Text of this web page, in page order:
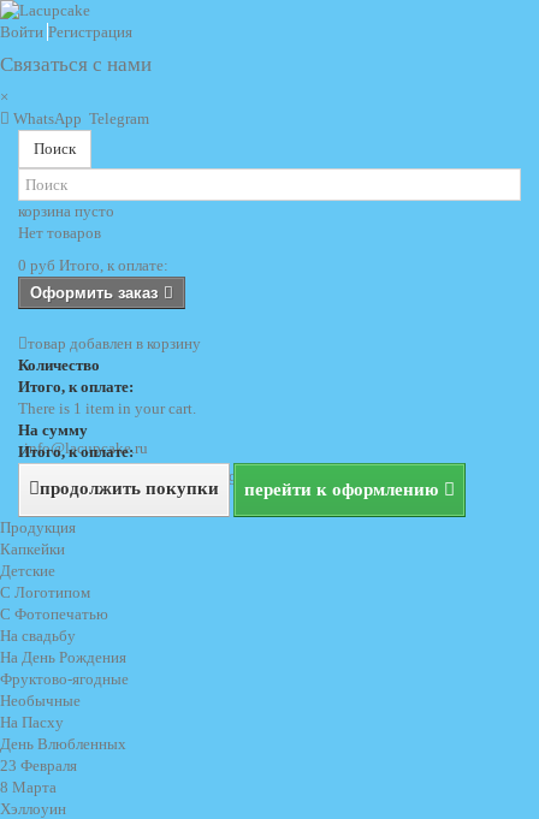
Войти Регистрация
info@lacupcake.ru
+7 (495) 729 69 62
+7 (903) 729 69 62
Связаться с нами
×
WhatsApp Telegram
Поиск
корзина пусто
Нет товаров
0 руб Итого, к оплате:
Оформить заказ
товар добавлен в корзину
Количество
Итого, к оплате:
There is 1 item in your cart.
На сумму
Итого, к оплате:
продолжить покупки перейти к оформлению
Продукция
Капкейки
Детские
С Логотипом
С Фотопечатью
На свадьбу
На День Рождения
Фруктово-ягодные
Необычные
На Пасху
День Влюбленных
23 Февраля
8 Марта
Хэллоуин